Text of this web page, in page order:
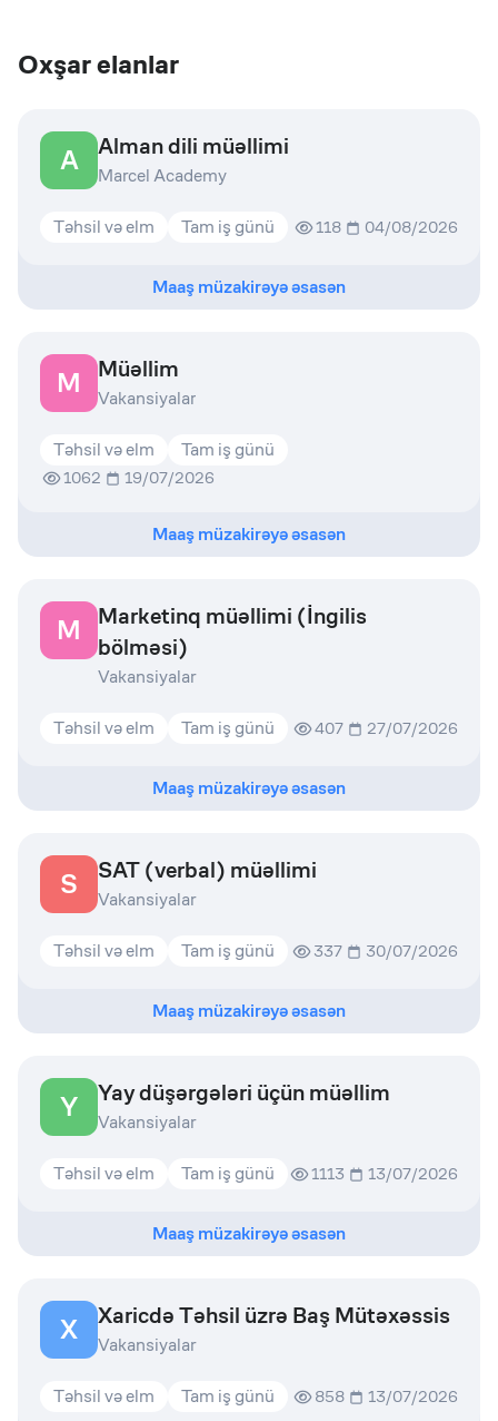
Oxşar elanlar
A Alman dili müəllimi
Marcel Academy
Təhsil və elm Tam iş günü 118 04/08/2026
Maaş müzakirəyə əsasən
M Müəllim
Vakansiyalar
Təhsil və elm Tam iş günü
1062 19/07/2026
Maaş müzakirəyə əsasən
M
Marketinq müəllimi (İngilis
bölməsi)
Vakansiyalar
Təhsil və elm Tam iş günü 407 27/07/2026
Maaş müzakirəyə əsasən
S SAT (verbal) müəllimi
Vakansiyalar
Təhsil və elm Tam iş günü 337 30/07/2026
Maaş müzakirəyə əsasən
Y Yay düşərgələri üçün müəllim
Vakansiyalar
Təhsil və elm Tam iş günü 1113 13/07/2026
Maaş müzakirəyə əsasən
X Xaricdə Təhsil üzrə Baş Mütəxəssis
Vakansiyalar
Təhsil və elm Tam iş günü 858 13/07/2026